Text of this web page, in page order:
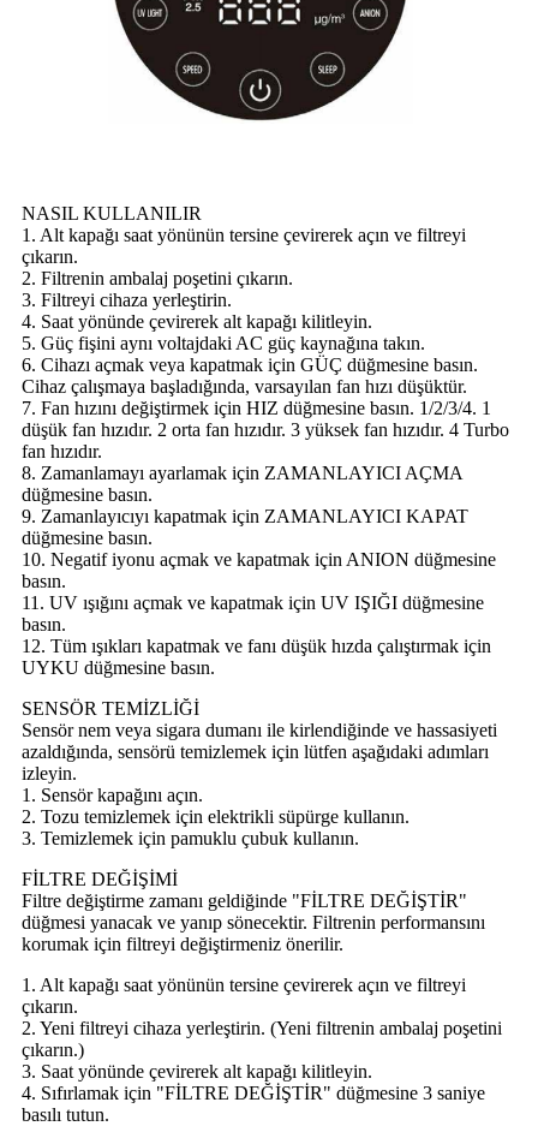
NASIL KULLANILIR
1. Alt kapağı saat yönünün tersine çevirerek açın ve filtreyi
çıkarın.
2. Filtrenin ambalaj poşetini çıkarın.
3. Filtreyi cihaza yerleştirin.
4. Saat yönünde çevirerek alt kapağı kilitleyin.
5. Güç fişini aynı voltajdaki AC güç kaynağına takın.
6. Cihazı açmak veya kapatmak için GÜÇ düğmesine basın.
Cihaz çalışmaya başladığında, varsayılan fan hızı düşüktür.
7. Fan hızını değiştirmek için HIZ düğmesine basın. 1/2/3/4. 1
düşük fan hızıdır. 2 orta fan hızıdır. 3 yüksek fan hızıdır. 4 Turbo
fan hızıdır.
8. Zamanlamayı ayarlamak için ZAMANLAYICI AÇMA
düğmesine basın.
9. Zamanlayıcıyı kapatmak için ZAMANLAYICI KAPAT
düğmesine basın.
10. Negatif iyonu açmak ve kapatmak için ANION düğmesine
basın.
11. UV ışığını açmak ve kapatmak için UV IŞIĞI düğmesine
basın.
12. Tüm ışıkları kapatmak ve fanı düşük hızda çalıştırmak için
UYKU düğmesine basın.
SENSÖR TEMİZLİĞİ
Sensör nem veya sigara dumanı ile kirlendiğinde ve hassasiyeti
azaldığında, sensörü temizlemek için lütfen aşağıdaki adımları
izleyin.
1. Sensör kapağını açın.
2. Tozu temizlemek için elektrikli süpürge kullanın.
3. Temizlemek için pamuklu çubuk kullanın.
FİLTRE DEĞİŞİMİ
Filtre değiştirme zamanı geldiğinde "FİLTRE DEĞİŞTİR"
düğmesi yanacak ve yanıp sönecektir. Filtrenin performansını
korumak için filtreyi değiştirmeniz önerilir.
1. Alt kapağı saat yönünün tersine çevirerek açın ve filtreyi
çıkarın.
2. Yeni filtreyi cihaza yerleştirin. (Yeni filtrenin ambalaj poşetini
çıkarın.)
3. Saat yönünde çevirerek alt kapağı kilitleyin.
4. Sıfırlamak için "FİLTRE DEĞİŞTİR" düğmesine 3 saniye
basılı tutun.